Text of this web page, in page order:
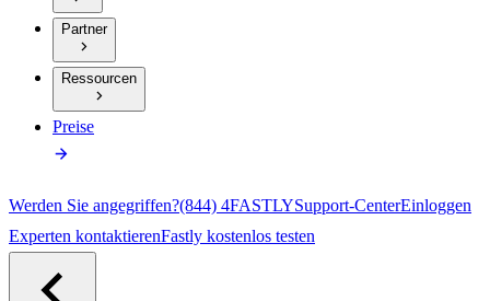
Partner
Ressourcen
Preise
Werden Sie angegriffen?(844) 4FASTLYSupport-CenterEinloggen
Experten kontaktierenFastly kostenlos testen